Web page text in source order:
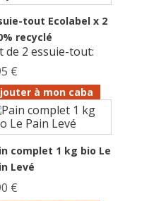
tout Ecolabel x 2
recyclé
de 2 essuie-tout:
€
à mon caba
complet 1 kg bio Le
Levé
€